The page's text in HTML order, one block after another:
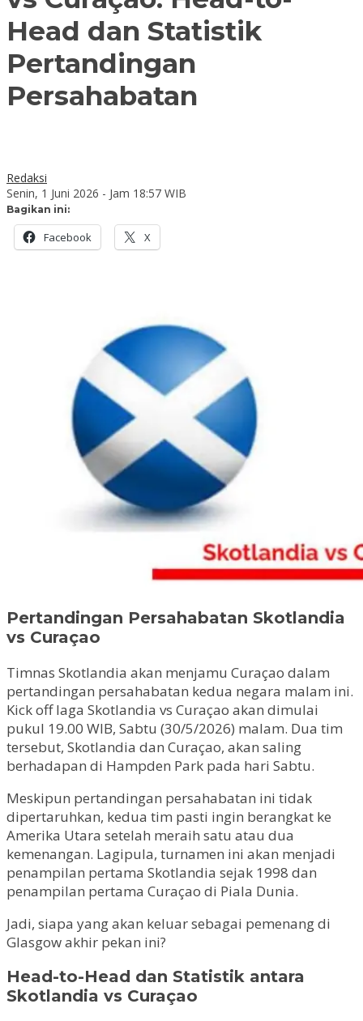
Head dan Statistik
Pertandingan
Persahabatan
Redaksi
Senin, 1 Juni 2026 - Jam 18:57 WIB
Bagikan ini:
Facebook X
Pertandingan Persahabatan Skotlandia
vs Curaçao
Timnas Skotlandia akan menjamu Curaçao dalam
pertandingan persahabatan kedua negara malam ini.
Kick off laga Skotlandia vs Curaçao akan dimulai
pukul 19.00 WIB, Sabtu (30/5/2026) malam. Dua tim
tersebut, Skotlandia dan Curaçao, akan saling
berhadapan di Hampden Park pada hari Sabtu.
Meskipun pertandingan persahabatan ini tidak
dipertaruhkan, kedua tim pasti ingin berangkat ke
Amerika Utara setelah meraih satu atau dua
kemenangan. Lagipula, turnamen ini akan menjadi
penampilan pertama Skotlandia sejak 1998 dan
penampilan pertama Curaçao di Piala Dunia.
Jadi, siapa yang akan keluar sebagai pemenang di
Glasgow akhir pekan ini?
Head-to-Head dan Statistik antara
Skotlandia vs Curaçao